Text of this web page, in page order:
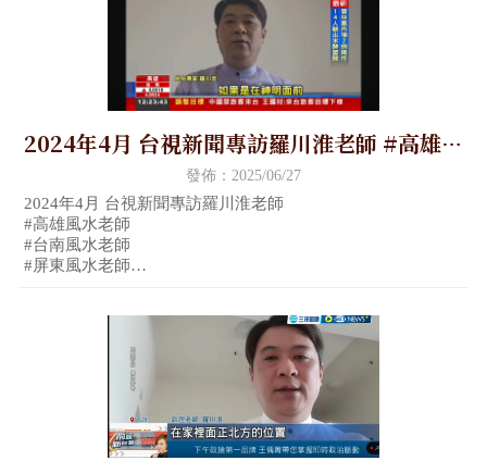
2024年4月 台視新聞專訪羅川淮老師 #高雄風
水老師 #台南風水老師 #屏東風水老師 #嘉義
風水老師 #金門風水老師
發佈：2025/06/27
2024年4月 台視新聞專訪羅川淮老師
#高雄風水老師
#台南風水老師
#屏東風水老師